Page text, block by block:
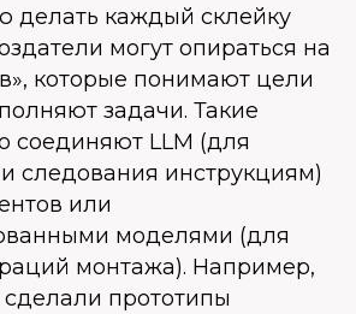
делать каждый склейку
могут опираться на
которые понимают цели
задачи. Такие
соединяют LLM (для
следования инструкциям)
или
моделями (для
монтажа). Например,
сделали прототипы